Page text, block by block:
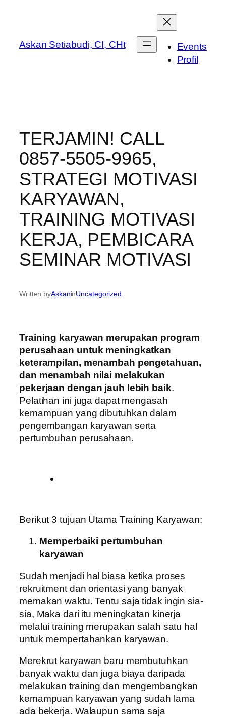
Askan Setiabudi, CI, CHt
Events
Profil
TERJAMIN! CALL
0857-5505-9965,
STRATEGI MOTIVASI
KARYAWAN,
TRAINING MOTIVASI
KERJA, PEMBICARA
SEMINAR MOTIVASI
Written byAskaninUncategorized
Training karyawan merupakan program
perusahaan untuk meningkatkan
keterampilan, menambah pengetahuan,
dan menambah nilai melakukan
pekerjaan dengan jauh lebih baik.
Pelatihan ini juga dapat mengasah
kemampuan yang dibutuhkan dalam
pengembangan karyawan serta
pertumbuhan perusahaan.
Berikut 3 tujuan Utama Training Karyawan:
Memperbaiki pertumbuhan
karyawan
Sudah menjadi hal biasa ketika proses
rekruitment dan orientasi yang banyak
memakan waktu. Tentu saja tidak ingin sia-
sia, Maka dari itu meningkatan kinerja
melalui training merupakan salah satu hal
untuk mempertahankan karyawan.
Merekrut karyawan baru membutuhkan
banyak waktu dan juga biaya daripada
melakukan training dan mengembangkan
kemampuan karyawan yang sudah lama
ada bekerja. Walaupun sama saja